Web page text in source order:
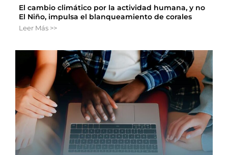
El cambio climático por la actividad humana, y no
El Niño, impulsa el blanqueamiento de corales
Leer Más >>